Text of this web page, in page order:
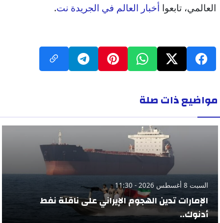
العالمي، تابعوا أخبار العالم في الجريدة نت.
مواضيع ذات صلة
السبت 8 أغسطس 2026 - 11:30
الإمارات تدين الهجوم الإيراني على ناقلة نفط
أدنوك..